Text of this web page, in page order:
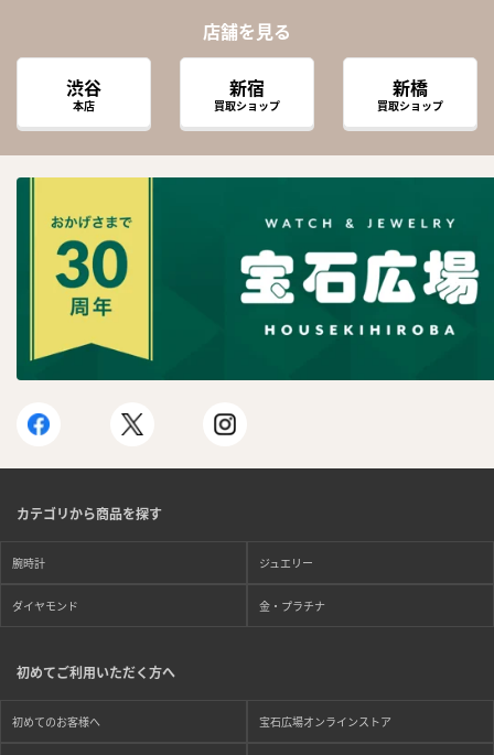
店舗を見る
渋谷
本店
新宿
買取ショップ
新橋
買取ショップ
カテゴリから商品を探す
腕時計 ジュエリー
ダイヤモンド 金・プラチナ
初めてご利用いただく方へ
初めてのお客様へ 宝石広場オンラインストア